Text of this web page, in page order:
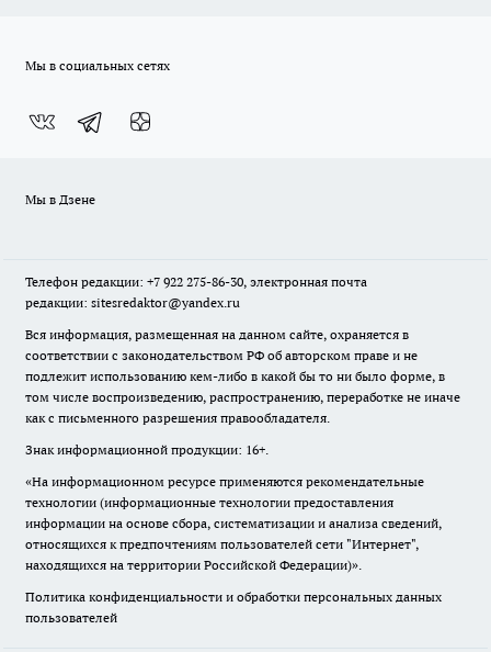
Мы в социальных сетях
Мы в Дзене
Телефон редакции: +7 922 275-86-30, электронная почта
редакции: sitesredaktor@yandex.ru
Вся информация, размещенная на данном сайте, охраняется в
соответствии с законодательством РФ об авторском праве и не
подлежит использованию кем-либо в какой бы то ни было форме, в
том числе воспроизведению, распространению, переработке не иначе
как с письменного разрешения правообладателя.
Знак информационной продукции: 16+.
«На информационном ресурсе применяются рекомендательные
технологии (информационные технологии предоставления
информации на основе сбора, систематизации и анализа сведений,
относящихся к предпочтениям пользователей сети "Интернет",
находящихся на территории Российской Федерации)».
Политика конфиденциальности и обработки персональных данных
пользователей